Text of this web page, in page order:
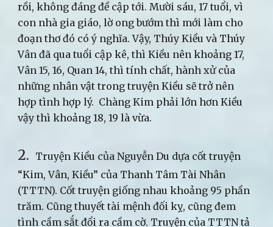
rồi, không đáng đề cập tới. Mười sáu, 17 tuổi, vì
con nhà gia giáo, lờ ong bướm thì mới làm cho
đoạn thơ đó có ý nghĩa. Vậy, Thúy Kiều và Thúy
Vân đã qua tuổi cập kê, thì Kiều nên khoảng 17,
Vân 15, 16, Quan 14, thì tính chất, hành xử của
những nhân vật trong truyện Kiều sẽ trở nên
hợp tình hợp lý. Chàng Kim phải lớn hơn Kiều
vậy thì khoảng 18, 19 là vừa.
2. Truyện Kiều của Nguyễn Du dựa cốt truyện
“Kim, Vân, Kiều” của Thanh Tâm Tài Nhân
(TTTN). Cốt truyện giống nhau khoảng 95 phần
trăm. Cũng thuyết tài mệnh đối kỵ, cũng đem
tình cầm sắt đổi ra cầm cờ. Truyện của TTTN tả